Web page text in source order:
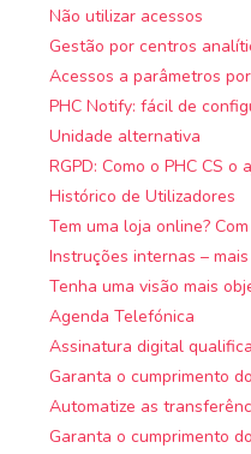
Não utilizar acessos
Gestão por centros
Acessos a parâmetros
PHC Notify: fácil de
Unidade alternativa
RGPD: Como o PHC CS
Histórico de Utilizadores
Tem uma loja online?
Instruções internas –
Tenha uma visão mais
Agenda Telefónica
Assinatura digital
Garanta o cumprimento
Automatize as
Garanta o cumprimento